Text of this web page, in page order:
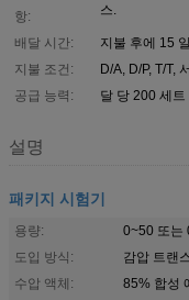
항:
스.
배달 시간:
지불 후에 15
지불 조건:
D/A, D/P, T/T,
공급 능력:
달 당 200 세트
설명
패키지 시험기
용량:
0~50 또는
도입 방식:
감압 트랜
수압 액체:
85% 합성